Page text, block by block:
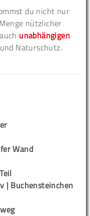
du nicht nur
nützlicher
unabhängigen
Naturschutz.
Wand
| Buchensteinchen